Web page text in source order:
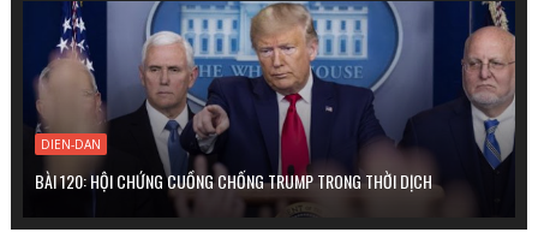
DIEN-DAN
BÀI 120: HỘI CHỨNG CUỒNG CHỐNG TRUMP TRONG THỜI DỊCH